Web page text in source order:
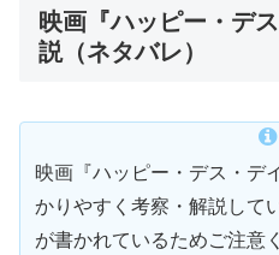
映画『ハッピー・デ
説（ネタバレ）
映画『ハッピー・デス・デ
かりやすく考察・解説して
が書かれているためご注意